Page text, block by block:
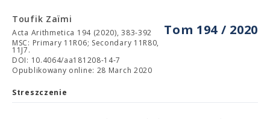
Tom 194 / 2020
Toufik Zaïmi
Acta Arithmetica 194 (2020), 383-392
MSC: Primary 11R06; Secondary 11R80,
11J7.
DOI: 10.4064/aa181208-14-7
Opublikowany online: 28 March 2020
Streszczenie